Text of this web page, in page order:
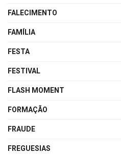
FALECIMENTO
FAMÍLIA
FESTA
FESTIVAL
FLASH MOMENT
FORMAÇÃO
FRAUDE
FREGUESIAS